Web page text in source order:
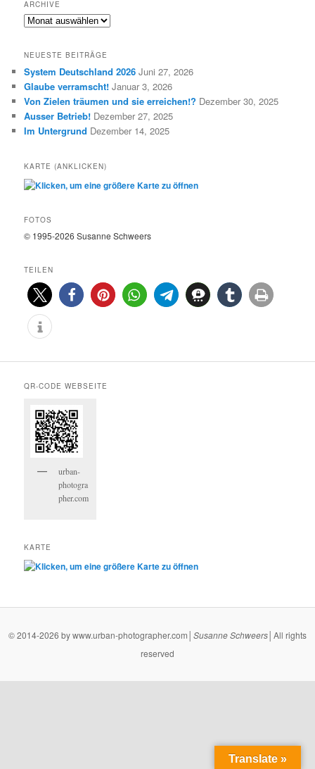
e
g
r
e
n
ARCHIVE
A
H
I
V
E
NEUESTE BEITRÄGE
System Deutschland 2026 Juni 27, 2026
Glaube verramscht! Januar 3, 2026
Von Zielen träumen und sie erreichen!? Dezember 30, 2025
Ausser Betrieb! Dezember 27, 2025
Im Untergrund Dezember 14, 2025
KARTE (ANKLICKEN)
FOTOS
© 1995-2026 Susanne Schweers
TEILEN
QR-CODE WEBSEITE
urban-
photogra
pher.com
KARTE
© 2014-2026 by www.urban-photographer.com│ SusanneSchweers│All rights
reserved
Translate »